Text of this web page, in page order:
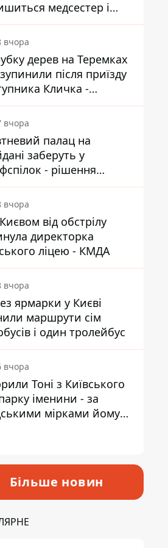
медсестер і
- професор
вчора
дерев на Теремках
після приїзду
Кличка -
діалог
вчора
палац на
заберуть у
- рішення
суду
вчора
від обстрілу
директорка
ліцею - КМДА
вчора
ярмарки у Києві
маршрути сім
і один тролейбус
вчора
Тоні з Київського
іменини - за
мірками йому
Більше новин